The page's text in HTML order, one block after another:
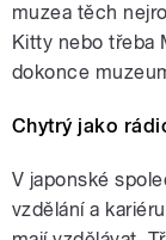
muzea těch
Kitty nebo třeba
dokonce
Chytrý jako
V japonské
vzdělání a